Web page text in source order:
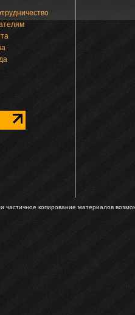
частичное копирование материалов